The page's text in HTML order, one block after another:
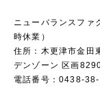
ニューバランスフ
時休業）
住所：木更津市金
デンゾーン 区画
電話番号：0438-